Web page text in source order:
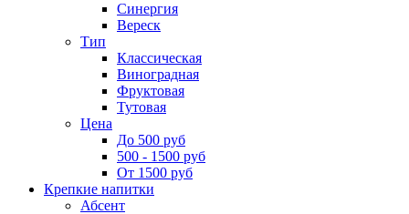
Синергия
Вереск
Тип
Классическая
Виноградная
Фруктовая
Тутовая
Цена
До 500 руб
500 - 1500 руб
От 1500 руб
Крепкие напитки
Абсент